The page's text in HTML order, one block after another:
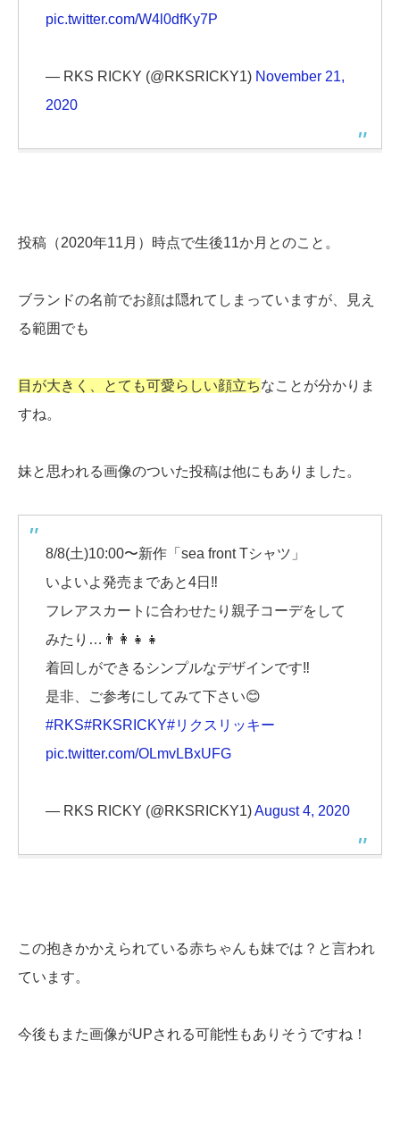
pic.twitter.com/W4l0dfKy7P
— RKS RICKY (@RKSRICKY1) November 21,
2020
投稿（2020年11月）時点で生後11か月とのこと。
ブランドの名前でお顔は隠れてしまっていますが、見え
る範囲でも
目が大きく、とても可愛らしい顔立ちなことが分かりま
すね。
妹と思われる画像のついた投稿は他にもありました。
8/8(土)10:00〜新作「sea front Tシャツ」
いよいよ発売まであと4日‼️
フレアスカートに合わせたり親子コーデをして
みたり…👨‍👩‍👧‍👧
着回しができるシンプルなデザインです‼️
是非、ご参考にしてみて下さい😊
#RKS#RKSRICKY#リクスリッキー
pic.twitter.com/OLmvLBxUFG
— RKS RICKY (@RKSRICKY1)August 4, 2020
この抱きかかえられている赤ちゃんも妹では？と言われ
ています。
今後もまた画像がUPされる可能性もありそうですね！